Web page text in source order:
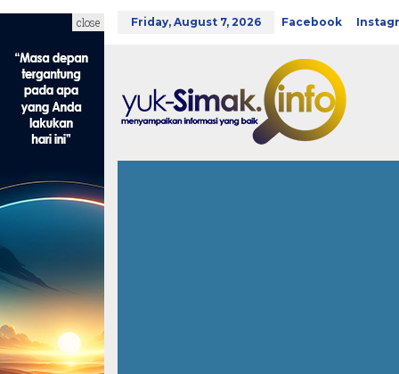
Friday, August 7, 2026 Facebook
close